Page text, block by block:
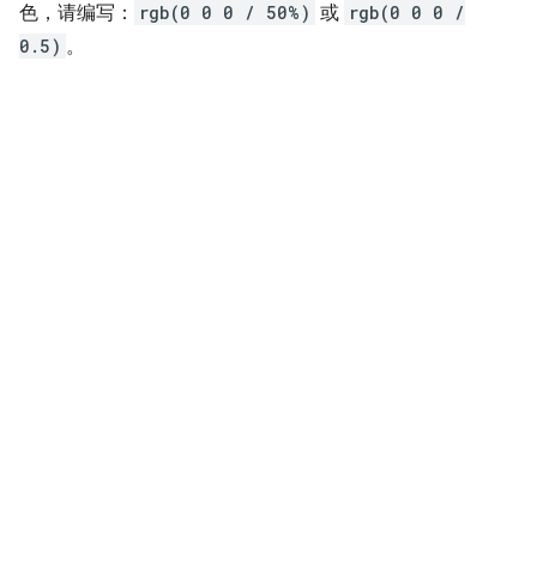
色，请编写：
rgb(0 0 0 / 50%) 或 rgb(0 0 0 /
0.5) 。